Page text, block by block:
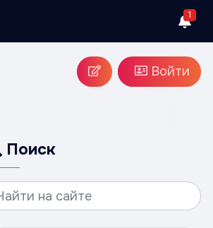
1
Войти
Поиск